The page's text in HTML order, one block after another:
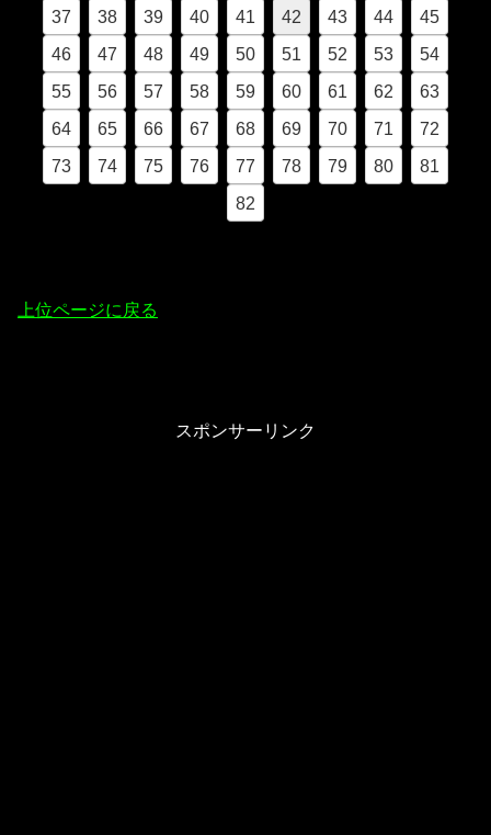
37
38 39 40 41 42 43 44
45
46
47 48 49 50 51 52 53
54
55
56 57 58 59 60 61 62
63
64
65 66 67 68 69 70 71
72
73
74 75 76 77 78 79 80
81
82
上位ページに戻る
スポンサーリンク